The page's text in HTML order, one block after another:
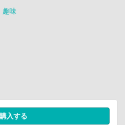
趣味
購入する